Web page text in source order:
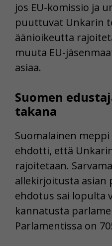
jos EU-komissio ja
puuttuvat Unkarin
äänioikeutta
muuta EU-
asiaa.
Suomen
takana
Suomalainen meppi
ehdotti, että
rajoitetaan.
allekirjoitusta asian
ehdotus sai lopulta
kannatusta
Parlamentissa on